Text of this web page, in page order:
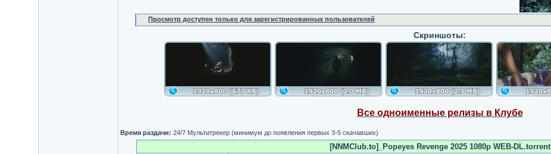
Просмотр доступен только для зарегистрированных пользователей
Скриншоты:
Все одноименные релизы в Клубе
Время раздачи: 24/7 Мультитрекер (минимум до появления первых 3-5 скачавших)
[NNMClub.to]_Popeyes Revenge 2025 1080p WEB-DL.torrent